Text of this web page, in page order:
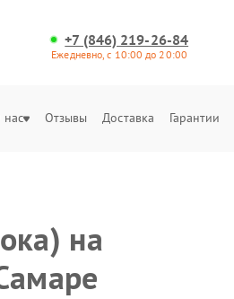
+7 (846) 219-26-84
Ежедневно, с 10:00 до 20:00
Отзывы Доставка Гарантии
на